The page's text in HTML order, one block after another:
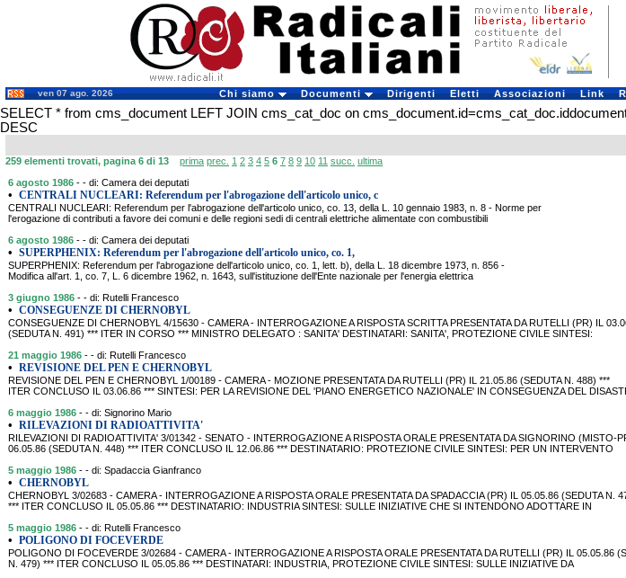
ven 07 ago. 2026 Chi siamo Documenti Dirigenti Eletti Associazioni Link
SELECT * from cms_document LEFT JOIN cms_cat_doc on
DESC
259 elementi trovati, pagina 6 di 13 prima prec. 1 2 3 4 5 6 7 8 9 10 11 succ. ultima
6 agosto 1986 - - di: Camera dei deputati
• CENTRALI NUCLEARI: Referendum per l'abrogazione dell'articolo unico, c
CENTRALI NUCLEARI: Referendum per l'abrogazione dell'articolo unico, co. 13, della L. 10 gennaio 1983, n. 8 - Norme per
l'erogazione di contributi a favore dei comuni e delle regioni sedi di centrali elettriche alimentate con combustibili
6 agosto 1986 - - di: Camera dei deputati
• SUPERPHENIX: Referendum per l'abrogazione dell'articolo unico, co. 1,
SUPERPHENIX: Referendum per l'abrogazione dell'articolo unico, co. 1, lett. b), della L. 18 dicembre 1973, n. 856 -
Modifica all'art. 1, co. 7, L. 6 dicembre 1962, n. 1643, sull'istituzione dell'Ente nazionale per l'energia elettrica
3 giugno 1986 - - di: Rutelli Francesco
• CONSEGUENZE DI CHERNOBYL
CONSEGUENZE DI CHERNOBYL 4/15630 - CAMERA - INTERROGAZIONE A RISPOSTA SCRITTA PRESENTATA DA RUTELLI (PR) IL
(SEDUTA N. 491) *** ITER IN CORSO *** MINISTRO DELEGATO : SANITA' DESTINATARI: SANITA', PROTEZIONE CIVILE SINTESI:
21 maggio 1986 - - di: Rutelli Francesco
• REVISIONE DEL PEN E CHERNOBYL
REVISIONE DEL PEN E CHERNOBYL 1/00189 - CAMERA - MOZIONE PRESENTATA DA RUTELLI (PR) IL 21.05.86 (SEDUTA N. 488) ***
ITER CONCLUSO IL 03.06.86 *** SINTESI: PER LA REVISIONE DEL 'PIANO ENERGETICO NAZIONALE' IN CONSEGUENZA DEL
6 maggio 1986 - - di: Signorino Mario
• RILEVAZIONI DI RADIOATTIVITA'
RILEVAZIONI DI RADIOATTIVITA' 3/01342 - SENATO - INTERROGAZIONE A RISPOSTA ORALE PRESENTATA DA SIGNORINO (MISTO-
06.05.86 (SEDUTA N. 448) *** ITER CONCLUSO IL 12.06.86 *** DESTINATARIO: PROTEZIONE CIVILE SINTESI: PER UN INTERVENTO
5 maggio 1986 - - di: Spadaccia Gianfranco
• CHERNOBYL
CHERNOBYL 3/02683 - CAMERA - INTERROGAZIONE A RISPOSTA ORALE PRESENTATA DA SPADACCIA (PR) IL 05.05.86 (SEDUTA N.
*** ITER CONCLUSO IL 05.05.86 *** DESTINATARIO: INDUSTRIA SINTESI: SULLE INIZIATIVE CHE SI INTENDONO ADOTTARE IN
5 maggio 1986 - - di: Rutelli Francesco
• POLIGONO DI FOCEVERDE
POLIGONO DI FOCEVERDE 3/02684 - CAMERA - INTERROGAZIONE A RISPOSTA ORALE PRESENTATA DA RUTELLI (PR) IL 05.05.86
N. 479) *** ITER CONCLUSO IL 05.05.86 *** DESTINATARI: INDUSTRIA, PROTEZIONE CIVILE SINTESI: SULLE INIZIATIVE DA